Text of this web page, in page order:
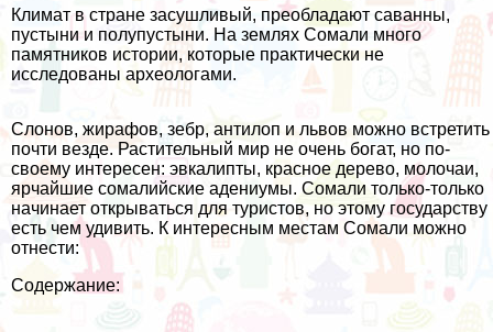
Климат в стране засушливый, преобладают саванны,
пустыни и полупустыни. На землях Сомали много
памятников истории, которые практически не
исследованы археологами.
Слонов, жирафов, зебр, антилоп и львов можно встретить
почти везде. Растительный мир не очень богат, но по-
своему интересен: эвкалипты, красное дерево, молочаи,
ярчайшие сомалийские адениумы. Сомали только-только
начинает открываться для туристов, но этому государству
есть чем удивить. К интересным местам Сомали можно
отнести:
Содержание: